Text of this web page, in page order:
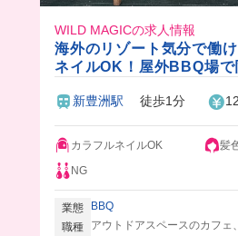
WILD MAGICの求人情報
海外のリゾート気分で働
ネイルOK！屋外BBQ場で
新豊洲駅 徒歩1分
カラフルネイルOK
髪
NG
業態
BBQ
職種
アウトドアスペースのカフェ